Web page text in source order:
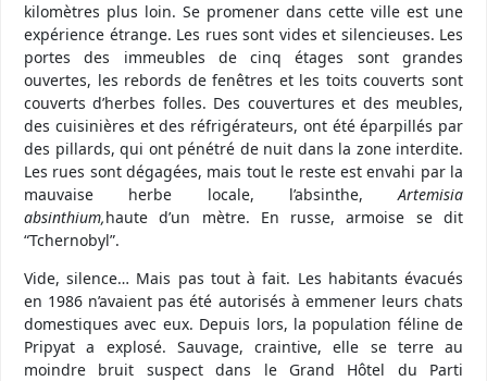
kilomètres plus loin. Se promener dans cette ville est une
expérience étrange. Les rues sont vides et silencieuses. Les
portes des immeubles de cinq étages sont grandes
ouvertes, les rebords de fenêtres et les toits couverts sont
couverts d’herbes folles. Des couvertures et des meubles,
des cuisinières et des réfrigérateurs, ont été éparpillés par
des pillards, qui ont pénétré de nuit dans la zone interdite.
Les rues sont dégagées, mais tout le reste est envahi par la
mauvaise herbe locale, l’absinthe,Artemisia
absinthium,haute d’un mètre. En russe, armoise se dit
“Tchernobyl”.
Vide, silence… Mais pas tout à fait. Les habitants évacués
en 1986 n’avaient pas été autorisés à emmener leurs chats
domestiques avec eux. Depuis lors, la population féline de
Pripyat a explosé. Sauvage, craintive, elle se terre au
moindre bruit suspect dans le Grand Hôtel du Parti